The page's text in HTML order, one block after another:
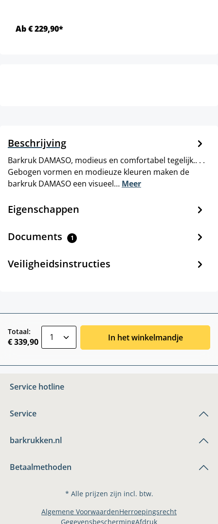
Ab € 229,90*
Beschrijving
Barkruk DAMASO, modieus en comfortabel tegelijk.. . .
Gebogen vormen en modieuze kleuren maken de
barkruk DAMASO een visueel… Meer
Eigenschappen
Documents 1
Veiligheidsinstructies
Totaal:
€ 339,90 In het winkelmandje
Service hotline
Service
barkrukken.nl
Betaalmethoden
* Alle prijzen zijn incl. btw.
Algemene VoorwaardenHerroepingsrecht
GegevensbeschermingAfdruk